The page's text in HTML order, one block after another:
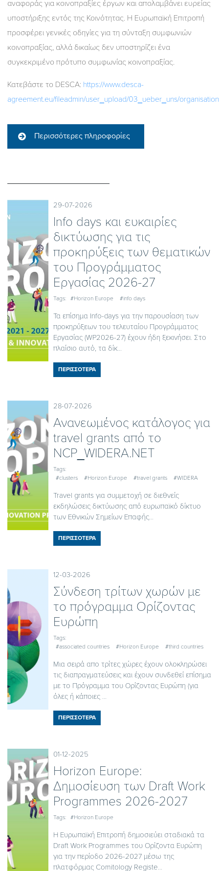
αναφοράς για κοινοπραξίες έργων και απολαμβάνει ευρείας
υποστήριξης εντός της Κοινότητας. Η Ευρωπαϊκή Επιτροπή
προσφέρει γενικές οδηγίες για τη σύνταξη συμφωνιών
κοινοπραξίας, αλλά δικαίως δεν υποστηρίζει ένα
συγκεκριμένο πρότυπο συμφωνίας κοινοπραξίας.
Κατεβάστε το DESCA: https://www.desca-
agreement.eu/fileadmin/user_upload/03_ueber_uns/
Περισσότερες πληροφορίες
29-07-2026
Ιnfo days και ευκαιρίες
δικτύωσης για τις
προκηρύξεις των θεματικών
του Προγράμματος
Εργασίας 2026-27
Tags: #Horizon Europe #info days
Τα επίσημα Info-days για την παρουσίαση των
προκηρύξεων του τελευταίου Προγράμματος
Εργασίας (WP2026-27) έχουν ήδη ξεκινήσει. Στο
πλαίσιο αυτό, τα δίκ...
ΠΕΡΙΣΣΟΤΕΡΑ
28-07-2026
Ανανεωμένος κατάλογος για
travel grants από το
NCP_WIDERA.NET
Tags:
#clusters
#Horizon Europe #travel grants #WIDERA
Travel grants για συμμετοχή σε διεθνείς
εκδηλώσεις δικτύωσης από ευρωπαϊκό δίκτυο
των Εθνικών Σημείων Επαφής...
ΠΕΡΙΣΣΟΤΕΡΑ
12-03-2026
Σύνδεση τρίτων χωρών με
το πρόγραμμα Ορίζοντας
Ευρώπη
Tags:
#associated countries
#Horizon Europe #third countries
Μια σειρά απο τρίτες χώρες έχουν ολοκληρώσει
τις διαπραγματεύσεις και έχουν συνδεθεί επίσημα
με το Πρόγραμμα του Ορίζοντας Ευρώπη (για
όλες ή κάποιες ...
ΠΕΡΙΣΣΟΤΕΡΑ
01-12-2025
Horizon Europe:
Δημοσίευση των Draft Work
Programmes 2026-2027
Tags: #Horizon Europe
Η Ευρωπαϊκή Επιτροπή δημοσιεύει σταδιακά τα
Draft Work Programmes του Ορίζοντα Ευρώπη
για την περίοδο 2026-2027 μέσω της
πλατφόρμας Comitology Registe...